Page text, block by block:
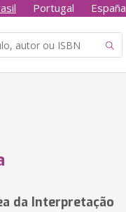
Portugal España
da Interpretação